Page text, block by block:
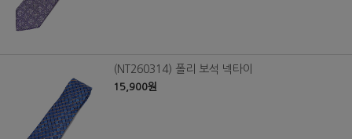
(NT260314) 폴리 보석 넥타이
15,900원